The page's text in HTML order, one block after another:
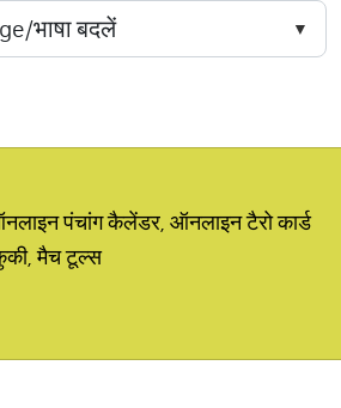
पंचांग कैलेंडर, ऑनलाइन टैरो कार्ड
मैच टूल्स